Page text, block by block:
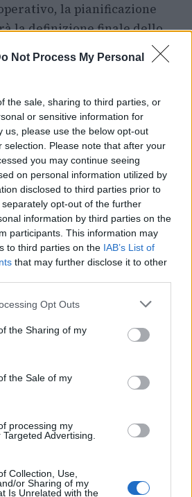
Not Process My Personal
the sale, sharing to third parties, or
or sensitive information for
us, please use the below opt-out
selection. Please note that after your
you may continue seeing
on personal information utilized by
disclosed to third parties prior to
opt-out of the further
information by third parties on the
participants. This information may
to third parties on the IAB’s List of
that may further disclose it to other
app uses one or more Google
usage behaviour. You may click to
Google and its third-party tags to
specified purposes in below Google
Opt Outs
the Sharing of my
the Sale of my
processing my
Advertising.
Collection, Use,
or Sharing of my
Is Unrelated with the
la pianificazione
la definizione finale dello
pubblica degli
sviluppi che
definitivo della
a venire.
Mumbrù intende
ambizioni competitive con
del roster, puntando su
e su uno staff in grado
del coach in rendimento
Lombardi
box di un circuito toscano e
approfondimenti sui motori. In
pista, cura il format 'tecnica e
conserva i fogli di appunti del
in autodromo.